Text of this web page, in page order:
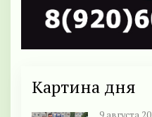
Картина дня